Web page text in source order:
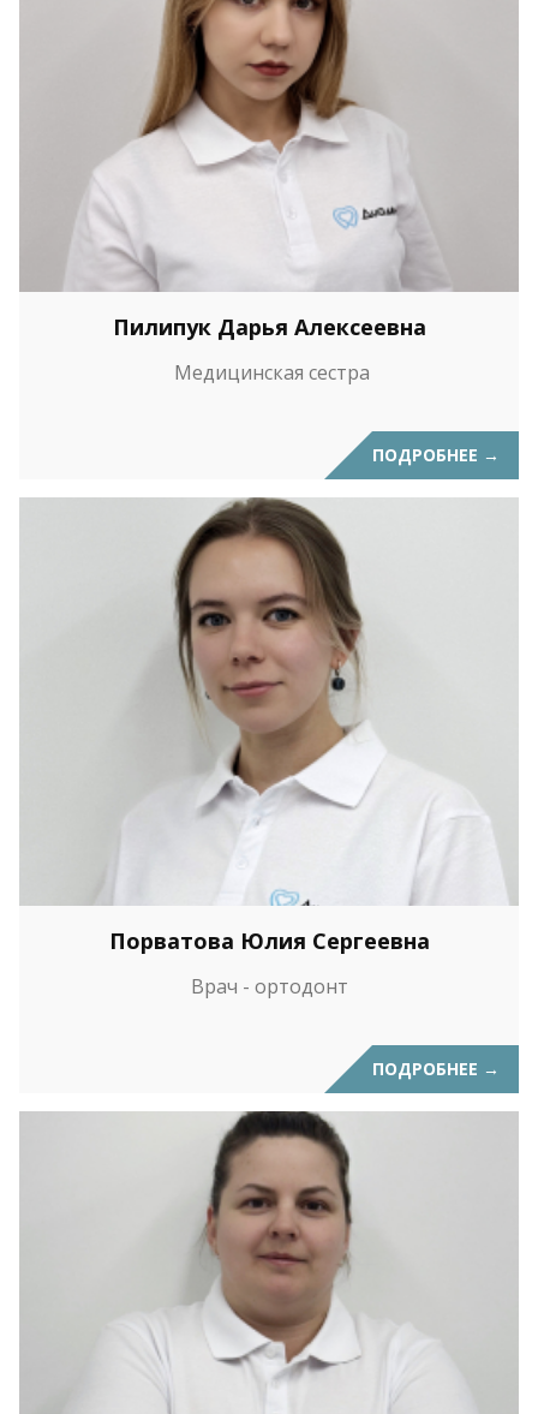
Пилипук Дарья Алексеевна
Медицинская сестра
ПОДРОБНЕЕ →
Порватова Юлия Сергеевна
Врач - ортодонт
ПОДРОБНЕЕ →